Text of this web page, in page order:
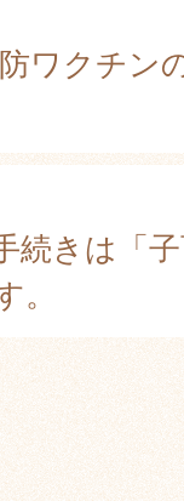
ワクチン
続きは「